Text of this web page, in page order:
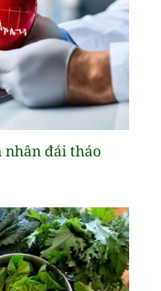
nhân đái tháo